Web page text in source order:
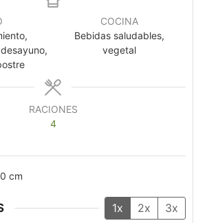
COCINA
Bebidas saludables,
vegetal
RACIONES
4
cm
1x 2x 3x